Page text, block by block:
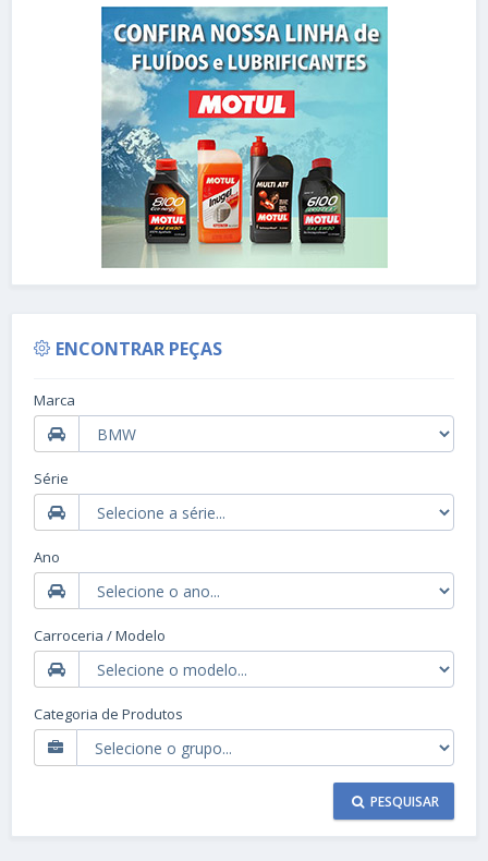
ENCONTRAR PEÇAS
Marca
Série
Ano
Carroceria / Modelo
Categoria de Produtos
PESQUISAR